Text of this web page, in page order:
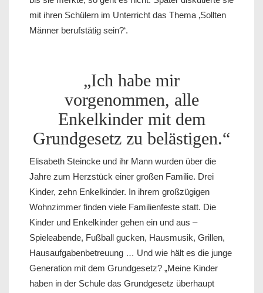
mit ihren Schülern im Unterricht das Thema ‚Sollten
Männer berufstätig sein?‘.
„Ich habe mir
vorgenommen, alle
Enkelkinder mit dem
Grundgesetz zu belästigen.“
Elisabeth Steincke und ihr Mann wurden über die
Jahre zum Herzstück einer großen Familie. Drei
Kinder, zehn Enkelkinder. In ihrem großzügigen
Wohnzimmer finden viele Familienfeste statt. Die
Kinder und Enkelkinder gehen ein und aus –
Spieleabende, Fußball gucken, Hausmusik, Grillen,
Hausaufgabenbetreuung … Und wie hält es die junge
Generation mit dem Grundgesetz? „Meine Kinder
haben in der Schule das Grundgesetz überhaupt